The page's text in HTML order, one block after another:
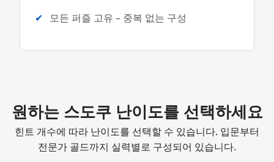
모든 퍼즐 고유 – 중복 없는 구성
원하는 스도쿠 난이도를 선택하세요
힌트 개수에 따라 난이도를 선택할 수 있습니다. 입문부터
전문가 골드까지 실력별로 구성되어 있습니다.